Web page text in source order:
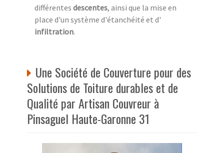
différentes descentes, ainsi que la mise en
place d'un système d'étanchéité et d'
infiltration.
Une Société de Couverture pour des
Solutions de Toiture durables et de
Qualité par Artisan Couvreur à
Pinsaguel Haute-Garonne 31